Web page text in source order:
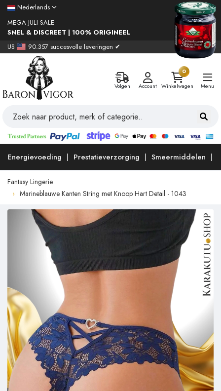
Nederlands
MEGA JULI SALE
SNEL & DISCREET | 100% ORIGINEEL
US
90.357 succesvolle leveringen ✔
Volgen Account
0
Winkelwagen
Menu
Energievoeding Prestatieverzorging Smeermiddelen
Fantasy Lingerie
Marineblauwe Kanten String met Knoop Hart Detail - 1043